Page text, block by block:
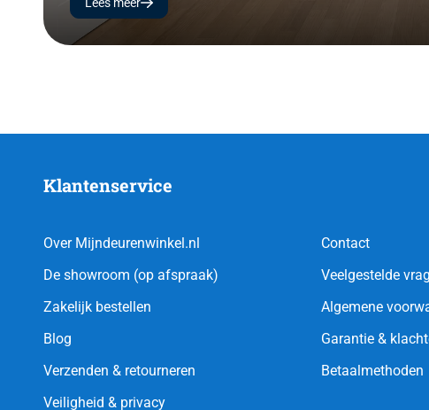
Klantenservice
Over Mijndeurenwinkel.nl
De showroom (op afspraak)
Zakelijk bestellen
Blog
Verzenden & retourneren
Veiligheid & privacy
Contact
Veelgestelde
Algemene
Garantie &
Betaalmethoden